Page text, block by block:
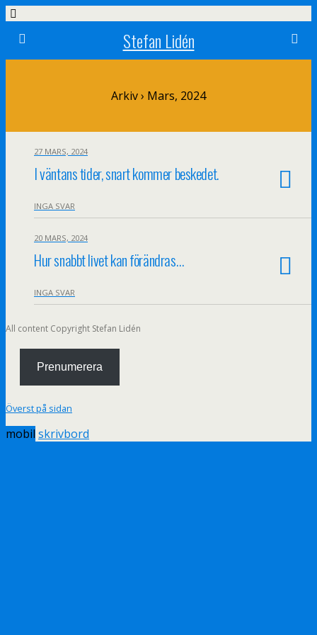
Stefan Lidén
Arkiv › Mars, 2024
27 MARS, 2024
I väntans tider, snart kommer beskedet.
INGA SVAR
20 MARS, 2024
Hur snabbt livet kan förändras…
INGA SVAR
All content Copyright Stefan Lidén
Prenumerera
Överst på sidan
mobil skrivbord